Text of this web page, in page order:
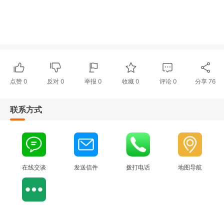
点赞 0 反对0 举报 0 收藏 0 评论 0 分享76
联系方式
在线交谈 发送信件 拨打电话 地图导航